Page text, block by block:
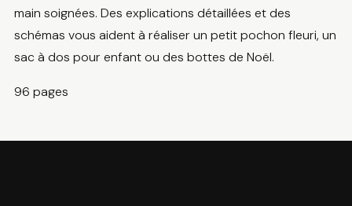
main soignées. Des explications détaillées et des
schémas vous aident à réaliser un petit pochon fleuri, un
sac à dos pour enfant ou des bottes de Noël.
96 pages